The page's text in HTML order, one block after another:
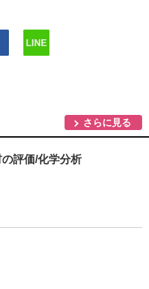
さらに見る
評価/化学分析